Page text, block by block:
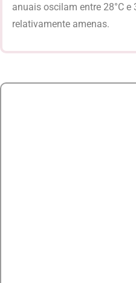
anuais oscilam entre 28°C e
relativamente amenas.